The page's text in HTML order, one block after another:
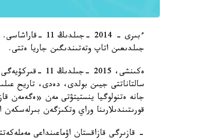
جىلدىعىن اتاپ وتەتىندىگىن جاريا ەتتى.
سالتاناتتى جيىن بولدى، دەدى، تاريح
قورىتىندىلارىنا وراي وتكىزگەن بىرلەسكەن